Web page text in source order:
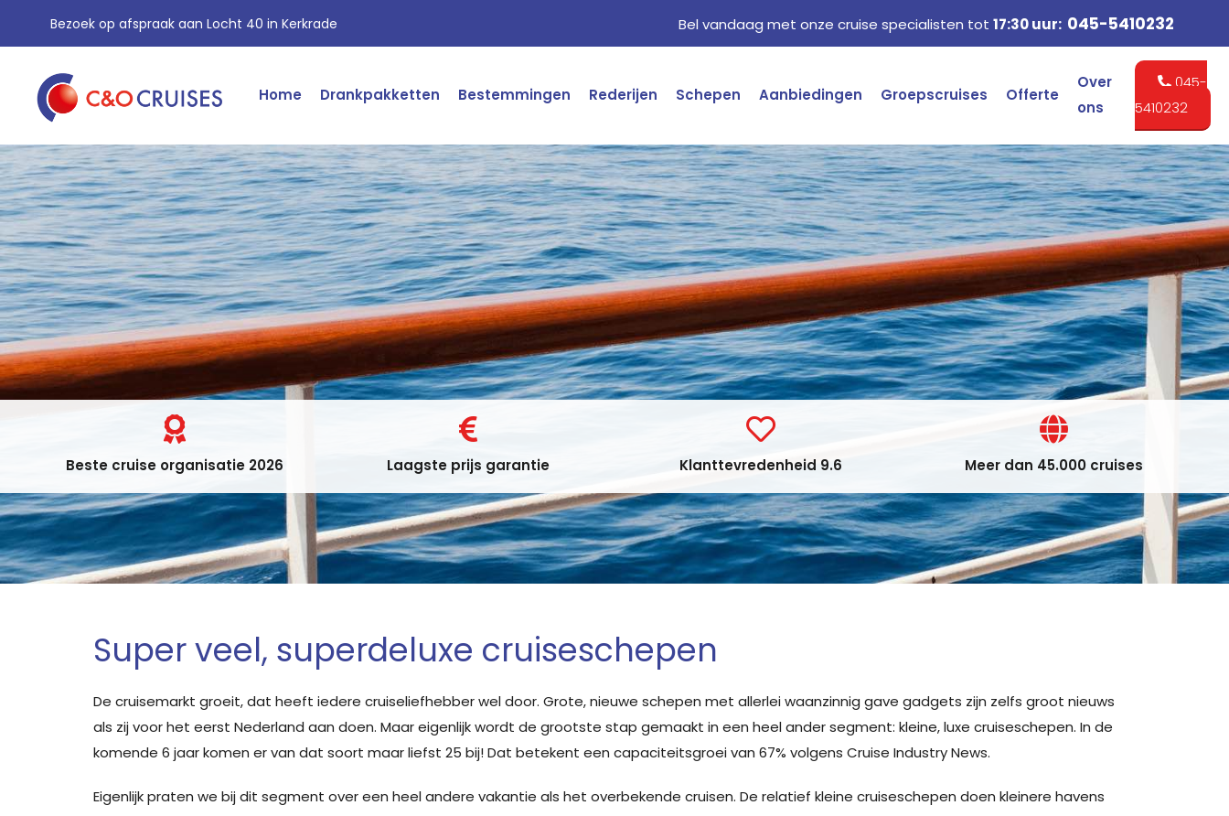
Bezoek op afspraak aan Locht 40 in Kerkrade Bel vandaag met onze cruise specialisten tot 17:30 uur: 045-5410232
Home Drankpakketten Bestemmingen Rederijen Schepen Aanbiedingen Groepscruises Offerte
Over
ons
045-
5410232
Beste cruise organisatie 2026 Laagste prijs garantie Klanttevredenheid 9.6 Meer dan 45.000 cruises
Super veel, superdeluxe cruiseschepen
De cruisemarkt groeit, dat heeft iedere cruiseliefhebber wel door. Grote, nieuwe schepen met allerlei waanzinnig gave gadgets zijn zelfs groot nieuws
als zij voor het eerst Nederland aan doen. Maar eigenlijk wordt de grootste stap gemaakt in een heel ander segment: kleine, luxe cruiseschepen. In de
komende 6 jaar komen er van dat soort maar liefst 25 bij! Dat betekent een capaciteitsgroei van 67% volgens Cruise Industry News.
Eigenlijk praten we bij dit segment over een heel andere vakantie als het overbekende cruisen. De relatief kleine cruiseschepen doen kleinere havens